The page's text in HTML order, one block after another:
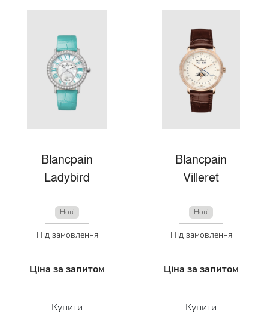
Blancpain
Ladybird
Нові
Під замовлення
Ціна за запитом
Купити
Blancpain
Villeret
Нові
Під замовлення
Ціна за запитом
Купити